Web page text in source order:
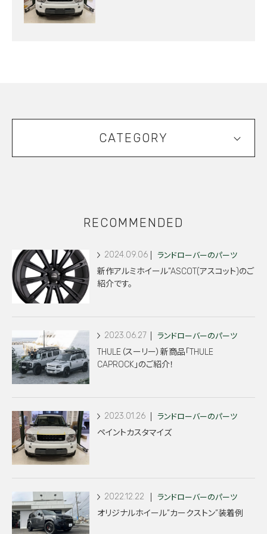
CATEGORY
RECOMMENDED
2024.09.06 ランドローバーのパーツ
新作アルミホイール”ASCOT(アスコット)のご
紹介です。
2023.06.27 ランドローバーのパーツ
THULE（スーリー）新商品「THULE
CAPROCK」のご紹介！
2023.01.26 ランドローバーのパーツ
ペイントカスタマイズ
2022.12.22 ランドローバーのパーツ
オリジナルホイール”カークストン”装着例